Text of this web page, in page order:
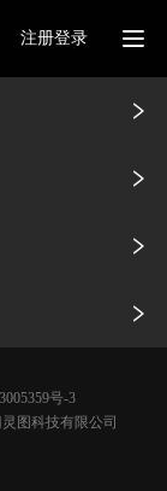
注册登录
号-3
灵图科技有限公司